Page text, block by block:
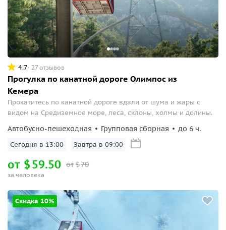
4.7 27 отзывов
Прогулка по канатной дороге Олимпос из
Кемера
Прокатитесь по канатной дороге вдали от шума и жары с
видом на Средиземное море, леса, склоны, холмы и долины.
Автобусно-пешеходная Групповая сборная до 6 ч.
Сегодня в 13:00 Завтра в 09:00
от $70
от $59.50
за человека
Скидка 10%